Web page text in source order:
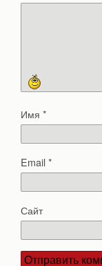
Имя *
Email*
Сайт